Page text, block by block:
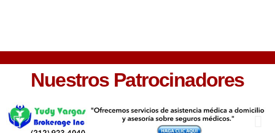
Nuestros Patrocinadores